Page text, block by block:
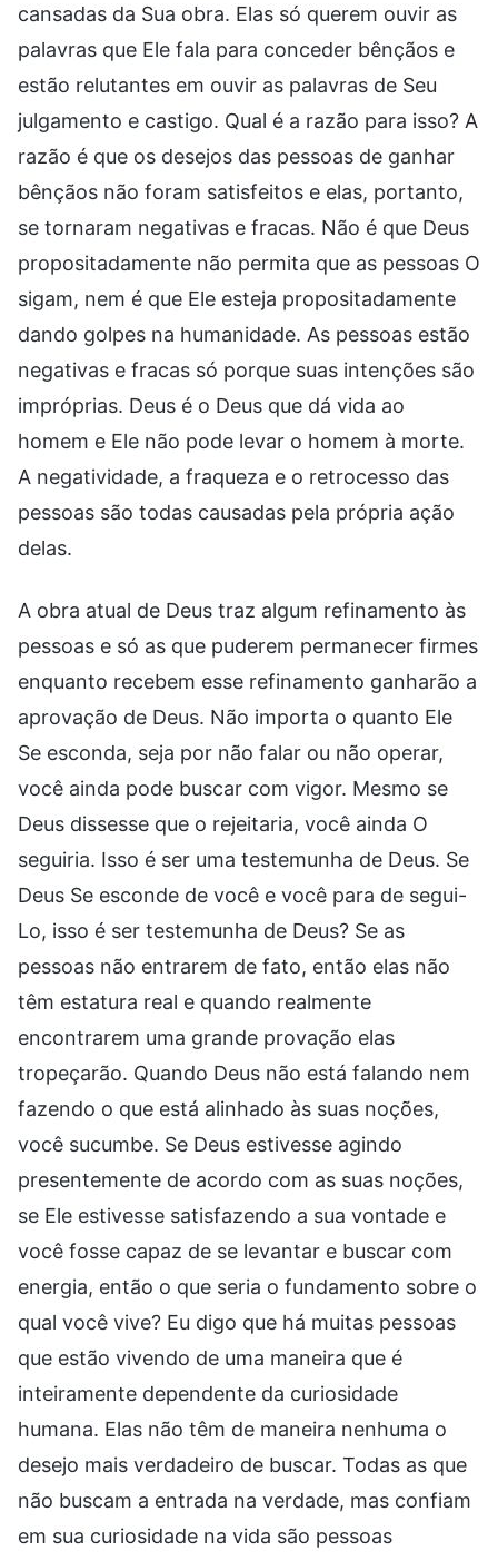
cansadas da Sua obra. Elas só querem ouvir as
palavras que Ele fala para conceder bênçãos e
estão relutantes em ouvir as palavras de Seu
julgamento e castigo. Qual é a razão para isso? A
razão é que os desejos das pessoas de ganhar
bênçãos não foram satisfeitos e elas, portanto,
se tornaram negativas e fracas. Não é que Deus
propositadamente não permita que as pessoas O
sigam, nem é que Ele esteja propositadamente
dando golpes na humanidade. As pessoas estão
negativas e fracas só porque suas intenções são
impróprias. Deus é o Deus que dá vida ao
homem e Ele não pode levar o homem à morte.
A negatividade, a fraqueza e o retrocesso das
pessoas são todas causadas pela própria ação
delas.
A obra atual de Deus traz algum refinamento às
pessoas e só as que puderem permanecer firmes
enquanto recebem esse refinamento ganharão a
aprovação de Deus. Não importa o quanto Ele
Se esconda, seja por não falar ou não operar,
você ainda pode buscar com vigor. Mesmo se
Deus dissesse que o rejeitaria, você ainda O
seguiria. Isso é ser uma testemunha de Deus. Se
Deus Se esconde de você e você para de segui-
Lo, isso é ser testemunha de Deus? Se as
pessoas não entrarem de fato, então elas não
têm estatura real e quando realmente
encontrarem uma grande provação elas
tropeçarão. Quando Deus não está falando nem
fazendo o que está alinhado às suas noções,
você sucumbe. Se Deus estivesse agindo
presentemente de acordo com as suas noções,
se Ele estivesse satisfazendo a sua vontade e
você fosse capaz de se levantar e buscar com
energia, então o que seria o fundamento sobre o
qual você vive? Eu digo que há muitas pessoas
que estão vivendo de uma maneira que é
inteiramente dependente da curiosidade
humana. Elas não têm de maneira nenhuma o
desejo mais verdadeiro de buscar. Todas as que
não buscam a entrada na verdade, mas confiam
em sua curiosidade na vida são pessoas